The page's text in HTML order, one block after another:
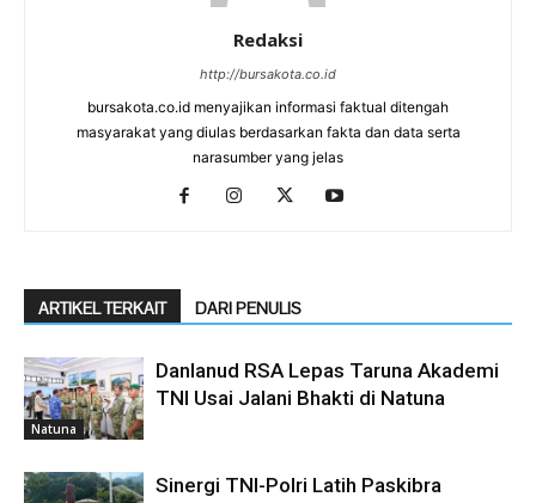
Redaksi
http://bursakota.co.id
bursakota.co.id menyajikan informasi faktual ditengah
masyarakat yang diulas berdasarkan fakta dan data serta
narasumber yang jelas
ARTIKEL TERKAIT DARI PENULIS
Natuna
Danlanud RSA Lepas Taruna Akademi
TNI Usai Jalani Bhakti di Natuna
Sinergi TNI-Polri Latih Paskibra